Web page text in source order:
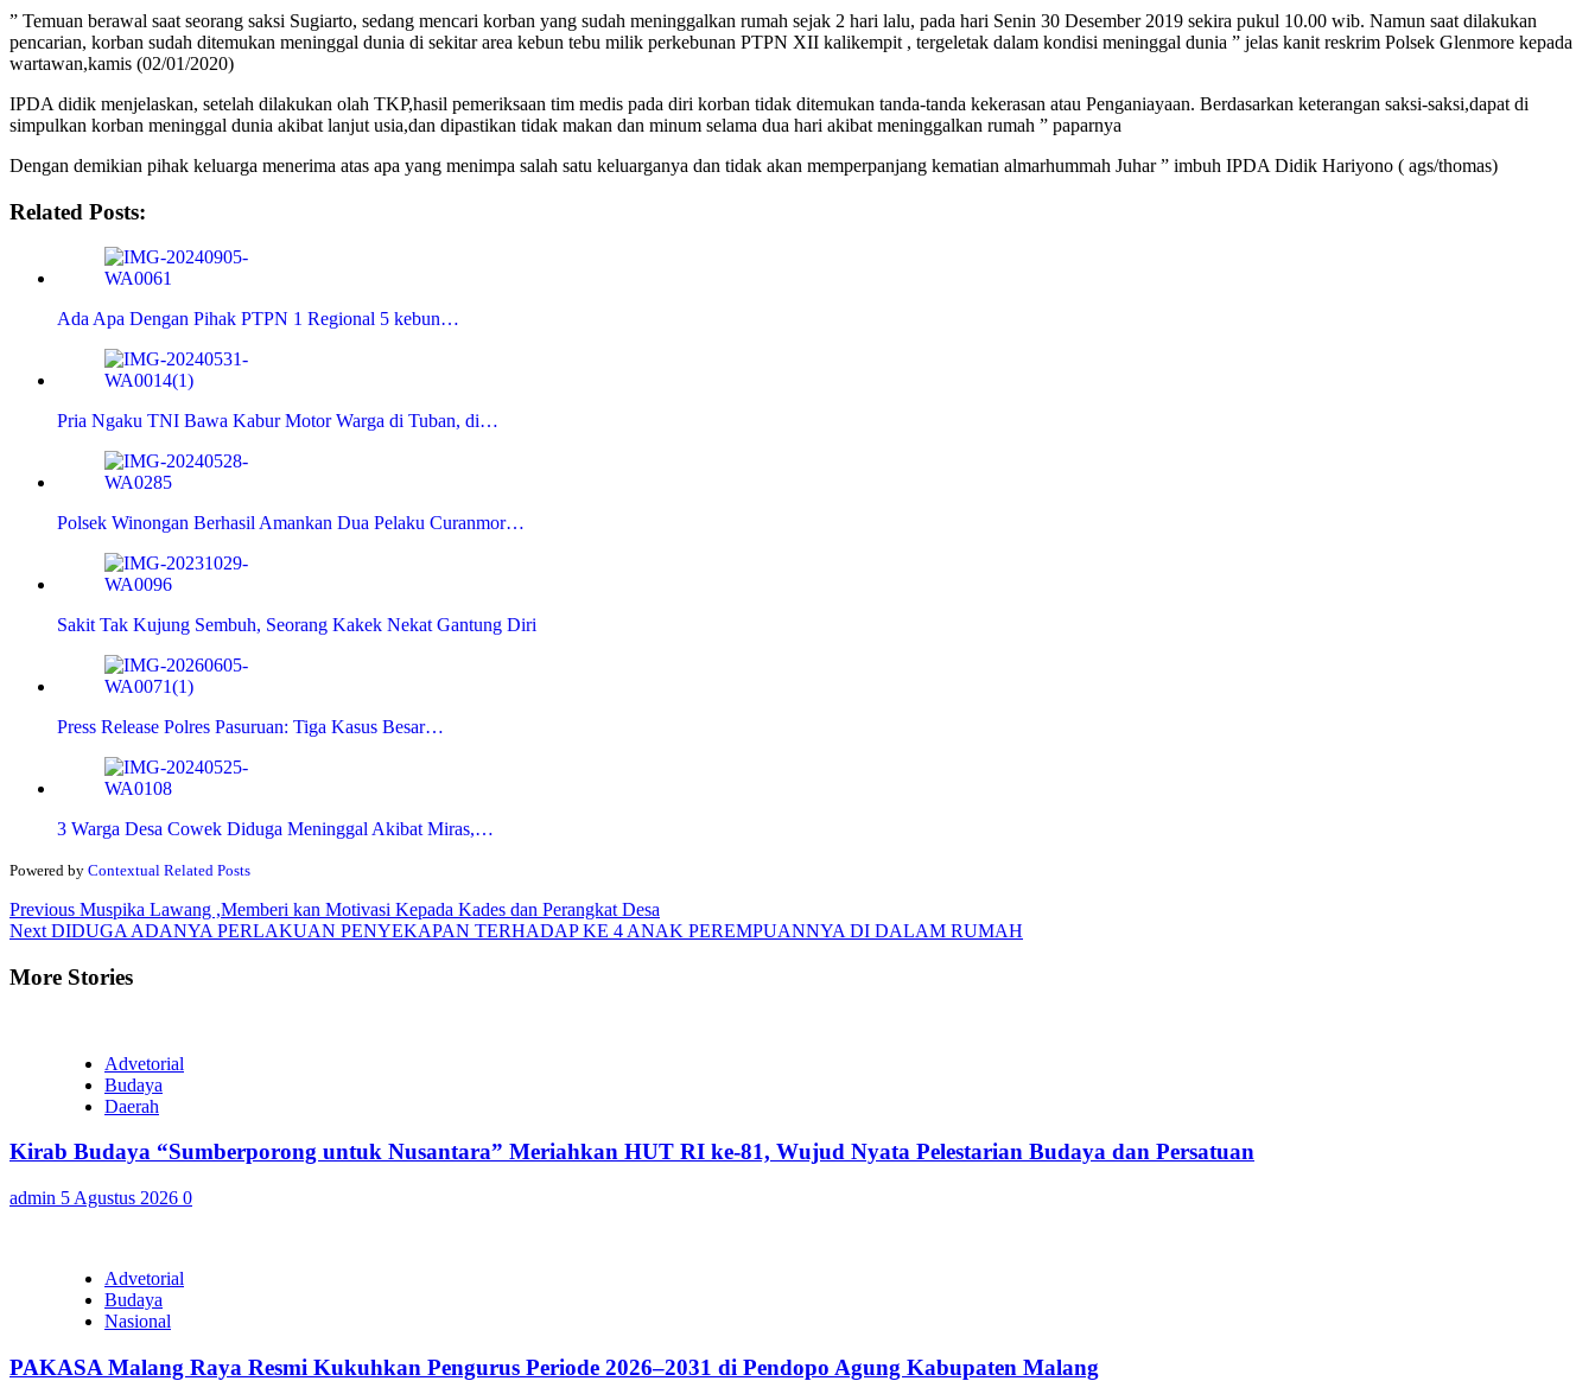
” Temuan berawal saat seorang saksi Sugiarto, sedang mencari korban yang sudah meninggalkan rumah sejak 2 hari lalu, pada hari Senin 30 Desember 2019 sekira pukul 10.00 wib. Namun saat dilakukan
pencarian, korban sudah ditemukan meninggal dunia di sekitar area kebun tebu milik perkebunan PTPN XII kalikempit , tergeletak dalam kondisi meninggal dunia ” jelas kanit reskrim Polsek Glenmore kepada
wartawan,kamis (02/01/2020)
IPDA didik menjelaskan, setelah dilakukan olah TKP,hasil pemeriksaan tim medis pada diri korban tidak ditemukan tanda-tanda kekerasan atau Penganiayaan. Berdasarkan keterangan saksi-saksi,dapat di
simpulkan korban meninggal dunia akibat lanjut usia,dan dipastikan tidak makan dan minum selama dua hari akibat meninggalkan rumah ” paparnya
Dengan demikian pihak keluarga menerima atas apa yang menimpa salah satu keluarganya dan tidak akan memperpanjang kematian almarhummah Juhar ” imbuh IPDA Didik Hariyono ( ags/thomas)
Related Posts:
Ada Apa Dengan Pihak PTPN 1 Regional 5 kebun…
Pria Ngaku TNI Bawa Kabur Motor Warga di Tuban, di…
Polsek Winongan Berhasil Amankan Dua Pelaku Curanmor…
Sakit Tak Kujung Sembuh, Seorang Kakek Nekat Gantung Diri
Press Release Polres Pasuruan: Tiga Kasus Besar…
3 Warga Desa Cowek Diduga Meninggal Akibat Miras,…
Powered by Contextual Related Posts
Continue
Reading
Previous Muspika Lawang ,Memberi kan Motivasi Kepada Kades dan Perangkat Desa
Next DIDUGA ADANYA PERLAKUAN PENYEKAPAN TERHADAP KE 4 ANAK PEREMPUANNYA DI DALAM RUMAH
More Stories
Advetorial
Budaya
Daerah
Kirab Budaya “Sumberporong untuk Nusantara” Meriahkan HUT RI ke-81, Wujud Nyata Pelestarian Budaya dan Persatuan
admin 5 Agustus 2026 0
Advetorial
Budaya
Nasional
PAKASA Malang Raya Resmi Kukuhkan Pengurus Periode 2026–2031 di Pendopo Agung Kabupaten Malang